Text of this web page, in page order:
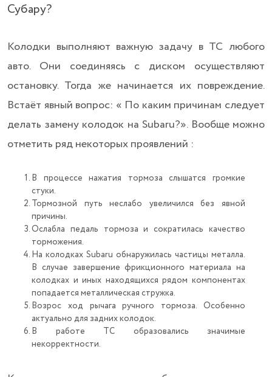
Субару?
Колодки выполняют важную задачу в ТС любого
авто. Они соединяясь с диском осуществляют
остановку. Тогда же начинается их повреждение.
Встаёт явный вопрос: « По каким причинам следует
делать замену колодок на Subaru?». Вообще можно
отметить ряд некоторых проявлений :
В процессе нажатия тормоза слышатся громкие
стуки.
Тормозной путь неслабо увеличился без явной
причины.
Ослабла педаль тормоза и сократилась качество
торможения.
На колодках Subaru обнаружилась частицы металла.
В случае завершение фрикционного материала на
колодках и иных находящихся рядом компонентах
попадается металлическая стружка.
Возрос ход рычага ручного тормоза. Особенно
актуально для задних колодок.
В работе ТС образовались значимые
некорректности.